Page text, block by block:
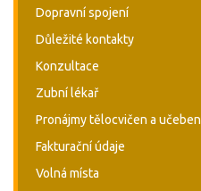
Dopravní spojení
Důležité kontakty
Konzultace
Zubní lékař
Pronájmy tělocvičen a učeben
Fakturační údaje
Volná místa